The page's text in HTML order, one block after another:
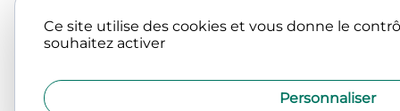
Ce site utilise des cookies et vous donne le
souhaitez activer
Personnaliser